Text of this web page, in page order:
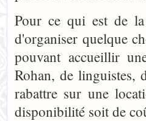
Pour ce qui est de
d'organiser quelque
pouvant accueillir
Rohan, de linguistes,
rabattre sur une
disponibilité soit de